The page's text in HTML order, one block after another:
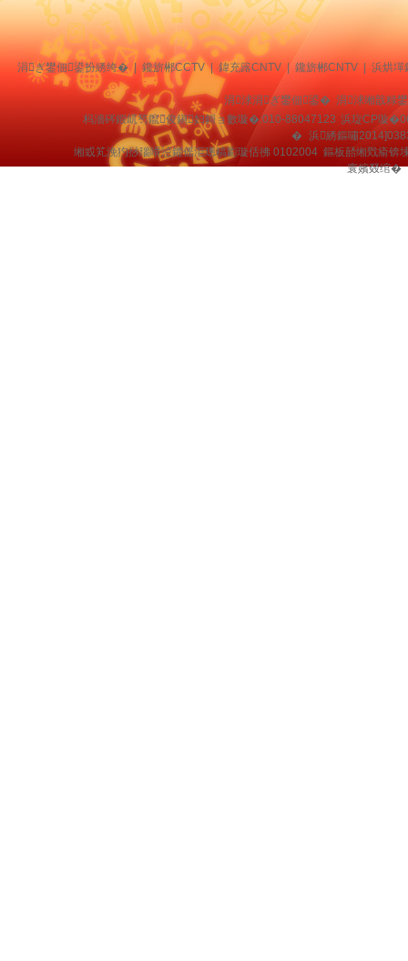
涓ぎ鐢佃鍙扮綉绔� | 鑱旂郴CCTV | 鍏充簬CNTV 鑱旂郴CNTV 浜烘墠
涓浗涓ぎ鐢佃鍙� 涓浗缃戠粶
杩濇硶鍜屼笉鑹俊鎭妇鎶ョ數璇�:010-88047123 浜琁CP璇
� 浜綉鏂嘯
缃戜笂浼犳挱瑙嗗惉鑺傜洰璁稿彲璇佸彿 0102004 鏂板嚭缃戣瘉
寰嬪叕绾�